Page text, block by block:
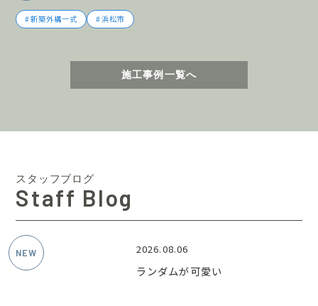
新築外構一式 浜松市
施工事例一覧へ
スタッフブログ
Staff Blog
2026.08.06
ランダムが可愛い